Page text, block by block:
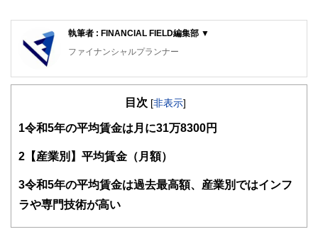
執筆者 : FINANCIAL FIELD編集部 ▼
ファイナンシャルプランナー
FinancialField編集部は、金融、経済に関する記事を、日々
知識がない方でも理解できるようわかりやすく発信していま
得者を中心に「お金や暮らし」に関する書籍・雑誌の編集経
験者で構成され、企画立案から記事掲載まですべての工程に
関わることで、読者目線のコンテンツを追求しています。
FinancialFieldの特徴は、ファイナンシャルプランナー、弁
ドバイザー、DCプランナー、公認会計士、社会保険労務
目次 [非表示]
1 令和5年の平均賃金は月に31万8300円
2 【産業別】平均賃金（月額）
3令和5年の平均賃金は過去最高額、産業別ではインフ
ラや専門技術が高い